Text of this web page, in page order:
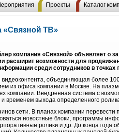
Проекты Каталог
«Связной ТВ»
компания «Связной» объявляет о
расширит возможности для
среди сотрудников в точках
объединяющая более
из офиса компании в Москве. На
компании. Внедренная система с
временем выхода определенного
сети. В планах компании перевести
новостные блоки, программы
ролики и др. До конца